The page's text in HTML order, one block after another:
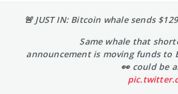
🚨 JUST IN: Bitcoin whale sends
Same whale that
announcement is moving funds to
could be